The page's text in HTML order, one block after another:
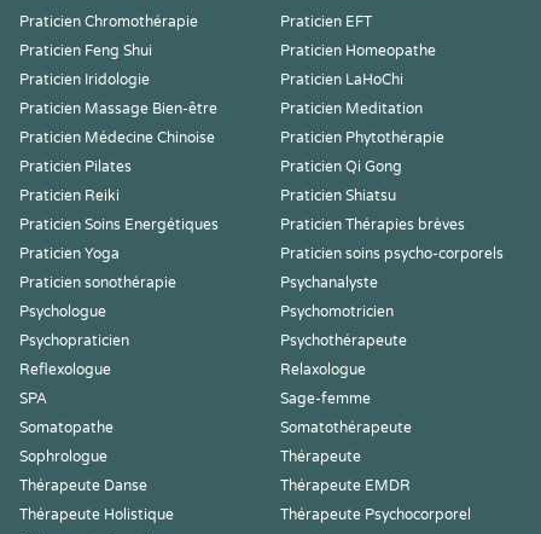
Praticien Chromothérapie
Praticien EFT
Praticien Feng Shui
Praticien Homeopathe
Praticien Iridologie
Praticien LaHoChi
Praticien Massage Bien-être
Praticien Meditation
Praticien Médecine Chinoise
Praticien Phytothérapie
Praticien Pilates
Praticien Qi Gong
Praticien Reiki
Praticien Shiatsu
Praticien Soins Energétiques
Praticien Thérapies brèves
Praticien Yoga
Praticien soins psycho-corporels
Praticien sonothérapie
Psychanalyste
Psychologue
Psychomotricien
Psychopraticien
Psychothérapeute
Reflexologue
Relaxologue
SPA
Sage-femme
Somatopathe
Somatothérapeute
Sophrologue
Thérapeute
Thérapeute Danse
Thérapeute EMDR
Thérapeute Holistique
Thérapeute Psychocorporel